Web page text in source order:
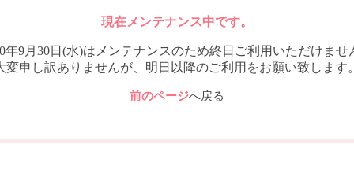
現在メンテナンス中です。
年9月30日(水)はメンテナンスのため終日ご利用いただけませ
変申し訳ありませんが、明日以降のご利用をお願い致します
前のページへ戻る